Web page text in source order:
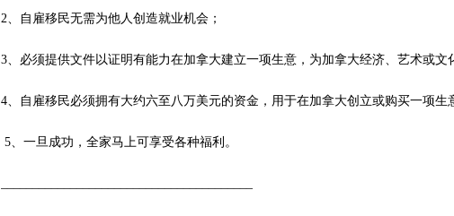
2、自雇移民无需为他人创造就业机会；
3、必须提供文件以证明有能力在加拿大建立一项生意，为加拿大经济、艺术或文
4、自雇移民必须拥有大约六至八万美元的资金，用于在加拿大创立或购买一项生
5、一旦成功，全家马上可享受各种福利。